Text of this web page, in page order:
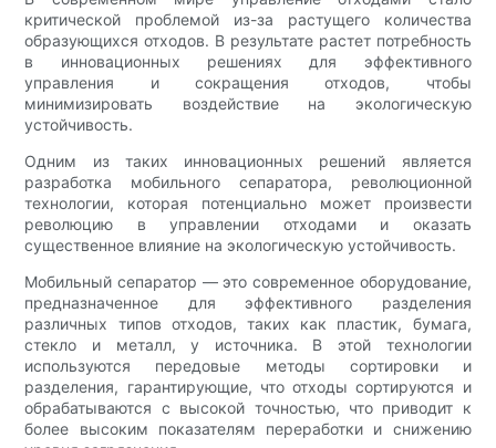
критической проблемой из-за растущего количества
образующихся отходов. В результате растет потребность
в инновационных решениях для эффективного
управления и сокращения отходов, чтобы
минимизировать воздействие на экологическую
устойчивость.
Одним из таких инновационных решений является
разработка мобильного сепаратора, революционной
технологии, которая потенциально может произвести
революцию в управлении отходами и оказать
существенное влияние на экологическую устойчивость.
Мобильный сепаратор — это современное оборудование,
предназначенное для эффективного разделения
различных типов отходов, таких как пластик, бумага,
стекло и металл, у источника. В этой технологии
используются передовые методы сортировки и
разделения, гарантирующие, что отходы сортируются и
обрабатываются с высокой точностью, что приводит к
более высоким показателям переработки и снижению